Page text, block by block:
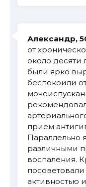
Александр,
от
около десяти
были ярко
беспокоили
приём
Параллельно
различными
воспаления.
активностью